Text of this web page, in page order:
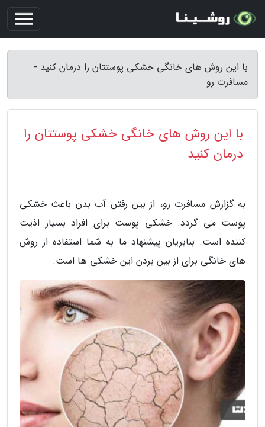
با این روش های خانگی خشکی پوستتان را درمان کنید -
مسافرت رو
با این روش های خانگی خشکی پوستتان را
درمان کنید
به گزارش مسافرت رو، از بین رفتن آب بدن باعث خشکی
پوست می گردد. خشکی پوست برای افراد بسیار اذیت
کننده است. بنابریان پیشنهاد ما به شما استفاده از روش
های خانگی برای از بین بردن این خشکی ها است.